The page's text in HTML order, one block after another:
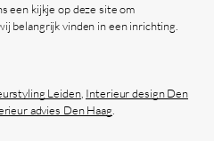
een kijkje op deze site om
belangrijk vinden in een inrichting.
Leiden, Interieur design Den
advies Den Haag